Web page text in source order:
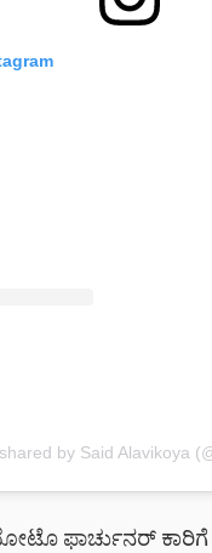
by Said Alavikoya
ಫಾರ್ಚುನರ್ ಕಾರಿಗೆ